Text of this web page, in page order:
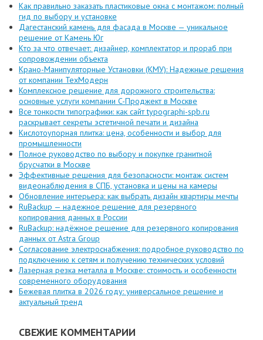
Как правильно заказать пластиковые окна с монтажом: полный
гид по выбору и установке
Дагестанский камень для фасада в Москве — уникальное
решение от Камень Юг
Кто за что отвечает: дизайнер, комплектатор и прораб при
сопровождении объекта
Крано-Манипуляторные Установки (КМУ): Надежные решения
от компании ТехМодерн
Комплексное решение для дорожного строительства:
основные услуги компании C-Проджект в Москве
Все тонкости типографики: как сайт typographi-spb.ru
раскрывает секреты эстетичной печати и дизайна
Кислотоупорная плитка: цена, особенности и выбор для
промышленности
Полное руководство по выбору и покупке гранитной
брусчатки в Москве
Эффективные решения для безопасности: монтаж систем
видеонаблюдения в СПБ, установка и цены на камеры
Обновление интерьера: как выбрать дизайн квартиры мечты
RuBackup — надежное решение для резервного
копирования данных в России
RuBackup: надёжное решение для резервного копирования
данных от Astra Group
Согласование электроснабжения: подробное руководство по
подключению к сетям и получению технических условий
Лазерная резка металла в Москве: стоимость и особенности
современного оборудования
Бежевая плитка в 2026 году: универсальное решение и
актуальный тренд
СВЕЖИЕ КОММЕНТАРИИ